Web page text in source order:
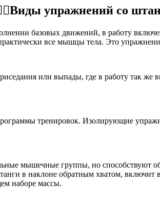
упражнений со
базовых движений, в работу
все мышцы тела. Это
или выпады, где в работу так
тренировок. Изолирующие
мышечные группы, но способствуют
в наклоне обратным хватом,
наборе массы.